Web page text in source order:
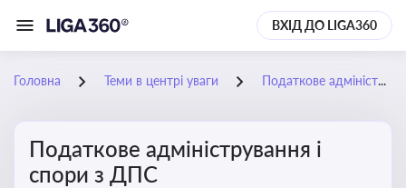
ВХІД ДО LIGA360
Головна Теми в центрі уваги Податкове адміністрування і спори з ДПС
Податкове адміністрування і
спори з ДПС